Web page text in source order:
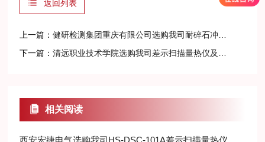
返回列表
上一篇：健研检测集团重庆有限公司选购我司耐碎石冲击试验机
下一篇：清远职业技术学院选购我司差示扫描量热仪及同步热分析仪
相关阅读
西安宏捷电气选购我司HS-DSC-101A差示扫描量热仪